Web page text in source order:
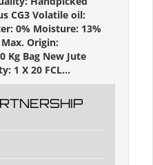
CG3 Volatile oil:
0% Moisture: 13%
Origin:
Kg Bag New Jute
1 X 20 FCL...